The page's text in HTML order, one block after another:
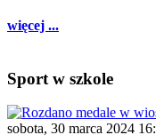
więcej ...
Sport w szkole
sobota, 30 marca 2024